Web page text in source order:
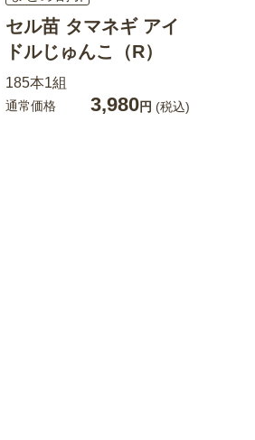
セル苗 タマネギ アイ
ドルじゅんこ（R）
185本1組
通常価格 3,980円 (税込)